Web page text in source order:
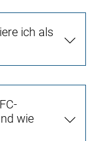
ich als
wie